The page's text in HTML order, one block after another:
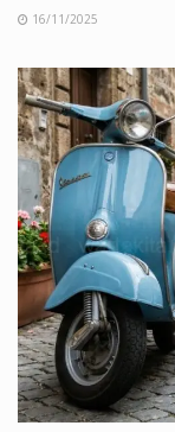
16/11/2025